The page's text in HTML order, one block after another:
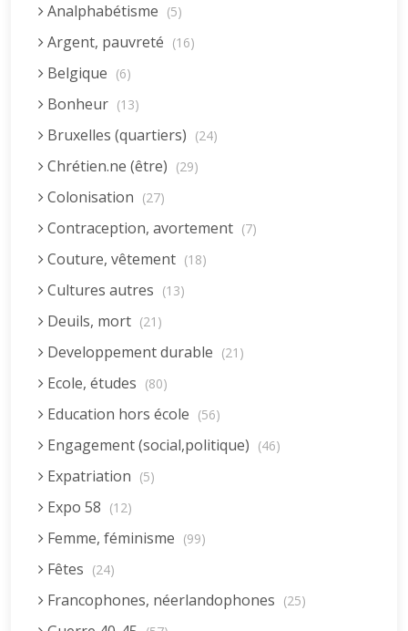
Analphabétisme (5)
Argent, pauvreté (16)
Belgique (6)
Bonheur (13)
Bruxelles (quartiers) (24)
Chrétien.ne (être) (29)
Colonisation (27)
Contraception, avortement (7)
Couture, vêtement (18)
Cultures autres (13)
Deuils, mort (21)
Developpement durable (21)
Ecole, études (80)
Education hors école (56)
Engagement (social,politique) (46)
Expatriation (5)
Expo 58 (12)
Femme, féminisme (99)
Fêtes (24)
Francophones, néerlandophones (25)